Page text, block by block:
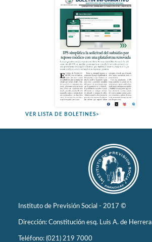
VER LISTA DE BOLETINES>
Instituto de Previsión Social - 2017 ©
Dirección: Constitución esq. Luis A. de Herrera
Teléfono: (021) 219 7000